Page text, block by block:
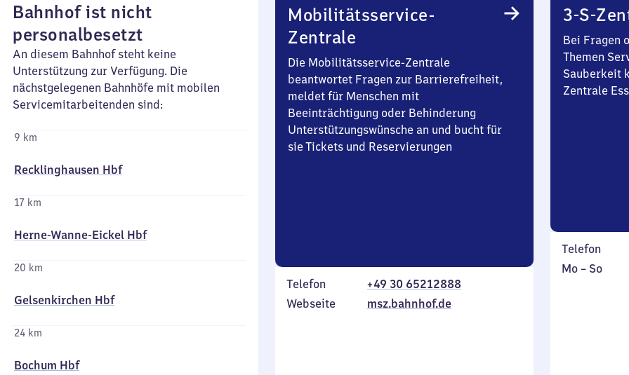
Bahnhof ist nicht
personalbesetzt
An diesem Bahnhof steht keine
Unterstützung zur Verfügung. Die
nächstgelegenen Bahnhöfe mit mobilen
Servicemitarbeitenden sind:
9 km
Recklinghausen Hbf
17 km
Herne-Wanne-Eickel Hbf
20 km
Gelsenkirchen Hbf
24 km
Bochum Hbf
Mobilitätsservice-
Zentrale
Die Mobilitätsservice-Zentrale
beantwortet Fragen zur Barrierefreiheit,
meldet für Menschen mit
Beeinträchtigung oder Behinderung
Unterstützungswünsche an und bucht für
sie Tickets und Reservierungen
Telefon
+49 30 65212888
Webseite
msz.bahnhof.de
3-S-
Bei Fragen
Themen
Sauberkeit
Zentrale
Telefon
Montag
Mo – So,